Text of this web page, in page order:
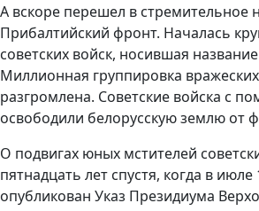
А вскоре перешел в стремительное
Прибалтийский фронт. Началась
советских войск, носившая
Миллионная группировка
разгромлена. Советские войска с
освободили белорусскую землю от
О подвигах юных мстителей
пятнадцать лет спустя, когда в
опубликован Указ Президиума